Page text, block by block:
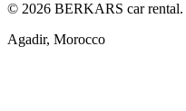
© 2026 BERKARS car rental.
Agadir, Morocco